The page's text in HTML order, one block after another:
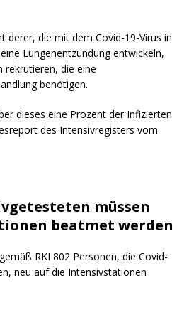
derer, die mit dem Covid-19-Virus in
Lungenentzündung entwickeln,
rekrutieren, die eine
benötigen.
dieses eine Prozent der Infizierten
des Intensivregisters vom
müssen
beatmet werden
RKI 802 Personen, die Covid-
neu auf die Intensivstationen